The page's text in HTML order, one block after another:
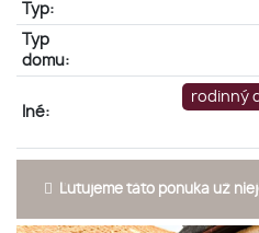
Typ:
Typ
domu:
Iné:
rodinný
Ľutujeme táto ponuka už